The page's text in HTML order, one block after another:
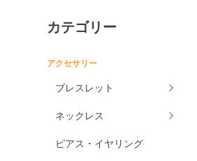
カテゴリー
アクセサリー
ブレスレット
ネックレス
ピアス・イヤリング